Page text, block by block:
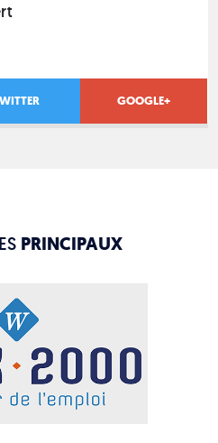
GOOGLE+
PRINCIPAUX